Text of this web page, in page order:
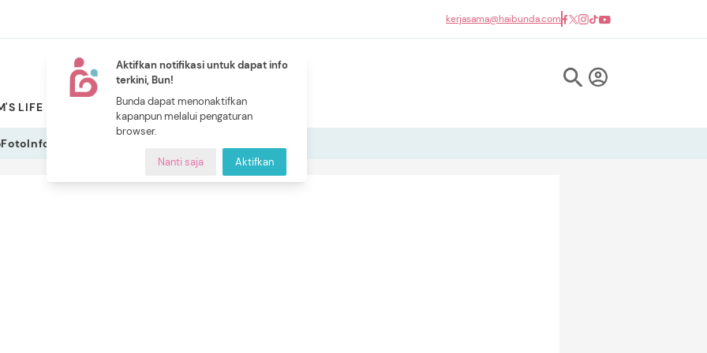
Aktifkan notifikasi untuk dapat info
terkini, Bun!
Bunda dapat menonaktifkan
kapanpun melalui pengaturan
browser.
Nanti saja Aktifkan
kerjasama@haibunda.com
LIFE PILIHAN BUNDA
NEW
CERITA BUNDA
FotoInfografis